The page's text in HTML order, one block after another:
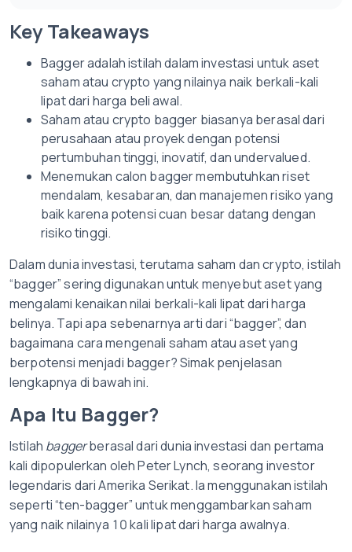
Key Takeaways
Bagger adalah istilah dalam investasi untuk aset
saham atau crypto yang nilainya naik berkali-kali
lipat dari harga beli awal.
Saham atau crypto bagger biasanya berasal dari
perusahaan atau proyek dengan potensi
pertumbuhan tinggi, inovatif, dan undervalued.
Menemukan calon bagger membutuhkan riset
mendalam, kesabaran, dan manajemen risiko yang
baik karena potensi cuan besar datang dengan
risiko tinggi.
Dalam dunia investasi, terutama saham dan crypto, istilah
“bagger” sering digunakan untuk menyebut aset yang
mengalami kenaikan nilai berkali-kali lipat dari harga
belinya. Tapi apa sebenarnya arti dari “bagger”, dan
bagaimana cara mengenali saham atau aset yang
berpotensi menjadi bagger? Simak penjelasan
lengkapnya di bawah ini.
Apa Itu Bagger?
Istilah baggerberasal dari dunia investasi dan pertama
kali dipopulerkan oleh Peter Lynch, seorang investor
legendaris dari Amerika Serikat. Ia menggunakan istilah
seperti“ten-bagger”untuk menggambarkan saham
yang naik nilainya 10 kali lipatdari harga awalnya.